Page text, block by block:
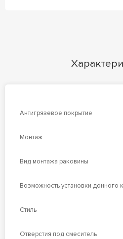
Антигрязевое покрытие
Монтаж
Вид монтажа раковины
Возможность установки донного
Стиль
Отверстия под смеситель